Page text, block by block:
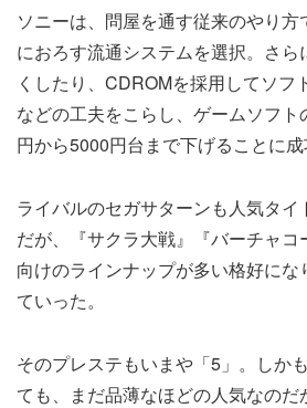
ソニーは、問屋を通す従来のやり
におろす流通システムを選択。さ
くしたり、CDROMを採用してソフ
などの工夫をこらし、ゲームソフ
円から5000円台まで下げることに成
ライバルのセガサターンも人気タ
だが、『サクラ大戦』『バーチャコ
向けのラインナップが多い格好に
ていった。
そのプレステもいまや「5」。しか
ても、まだ品薄なほどの人気なの